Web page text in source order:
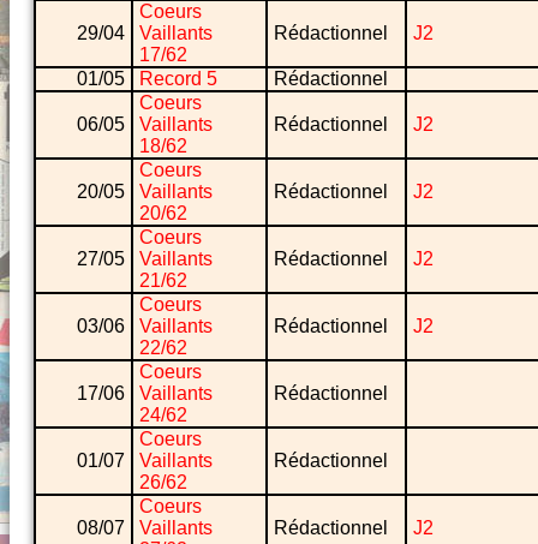
29/04
Coeurs
Vaillants
17/62
Rédactionnel J2
01/05 Record 5 Rédactionnel
06/05
Coeurs
Vaillants
18/62
Rédactionnel J2
20/05
Coeurs
Vaillants
20/62
Rédactionnel J2
27/05
Coeurs
Vaillants
21/62
Rédactionnel J2
03/06
Coeurs
Vaillants
22/62
Rédactionnel J2
17/06
Coeurs
Vaillants
24/62
Rédactionnel
01/07
Coeurs
Vaillants
26/62
Rédactionnel
08/07
Coeurs
Vaillants
Rédactionnel J2